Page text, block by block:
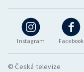
Instagram Facebook
© Česká televize